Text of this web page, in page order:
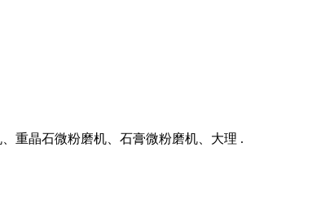
重晶石微粉磨机、石膏微粉磨机、大理 .